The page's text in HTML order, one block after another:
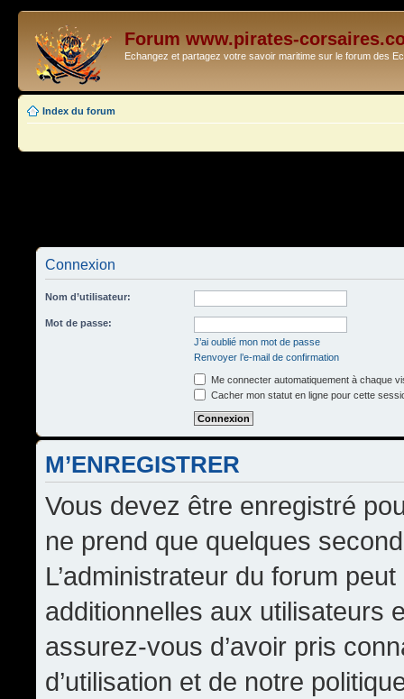
Forum www.pirates-
Echangez et partagez votre savoir maritime sur le forum des
Index du forum
Connexion
Nom d’utilisateur:
Mot de passe:
J’ai oublié mon mot de passe
Renvoyer l’e-mail de confirmation
Me connecter automatiquement à chaque
Cacher mon statut en ligne pour cette
M’ENREGISTRER
Vous devez être enregistré
ne prend que quelques
L’administrateur du forum
additionnelles aux utilisateurs
assurez-vous d’avoir pris
d’utilisation et de notre